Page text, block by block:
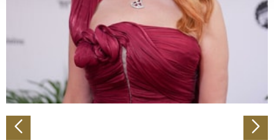
Abschnitt Einzelheiten
fest.
Wir verwenden Cookies, um Inhalte und Anzeigen zu
personalisieren, Funktionen für soziale Medien anbieten
zu können und die Zugriffe auf unsere Website zu
analysieren. Außerdem geben wir Informationen zu Ihrer
Verwendung unserer Website an unsere Partner für
Partner führen diese Informationen möglicherweise mit